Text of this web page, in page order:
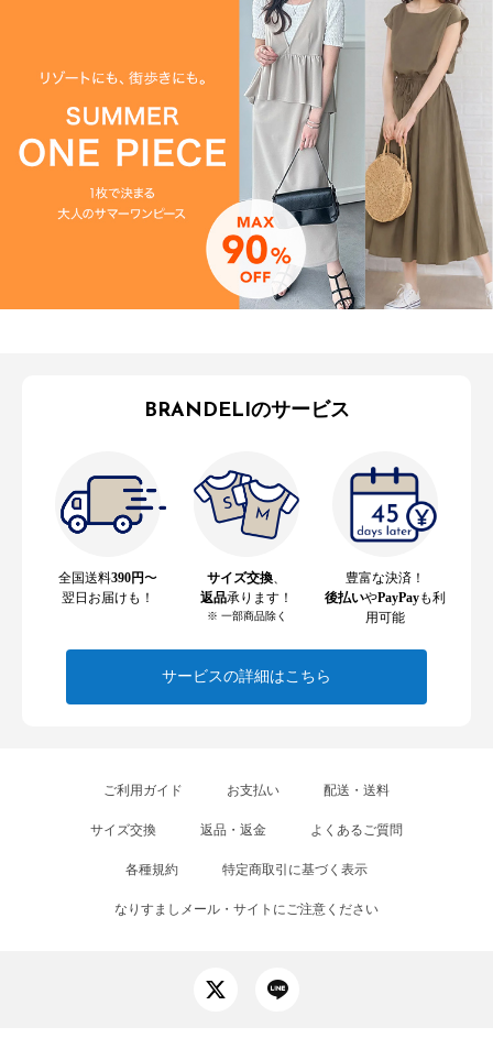
BRANDELIのサービス
全国送料390円〜
翌日お届けも！
サイズ交換、
返品承ります！
※ 一部商品除く
豊富な決済！
後払いやPayPayも利
用可能
サービスの詳細はこちら
ご利用ガイド お支払い 配送・送料
サイズ交換 返品・返金 よくあるご質問
各種規約 特定商取引に基づく表示
なりすましメール・サイトにご注意ください